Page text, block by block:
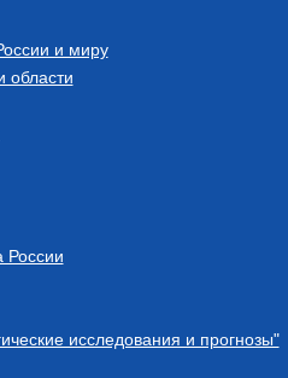
и миру
области
России
исследования и прогнозы"